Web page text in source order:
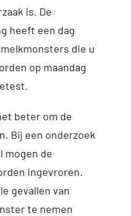
is. De
heeft een dag
die u
op maandag
beter om de
Bij een onderzoek
mogen de
ingevroren.
gevallen van
te nemen